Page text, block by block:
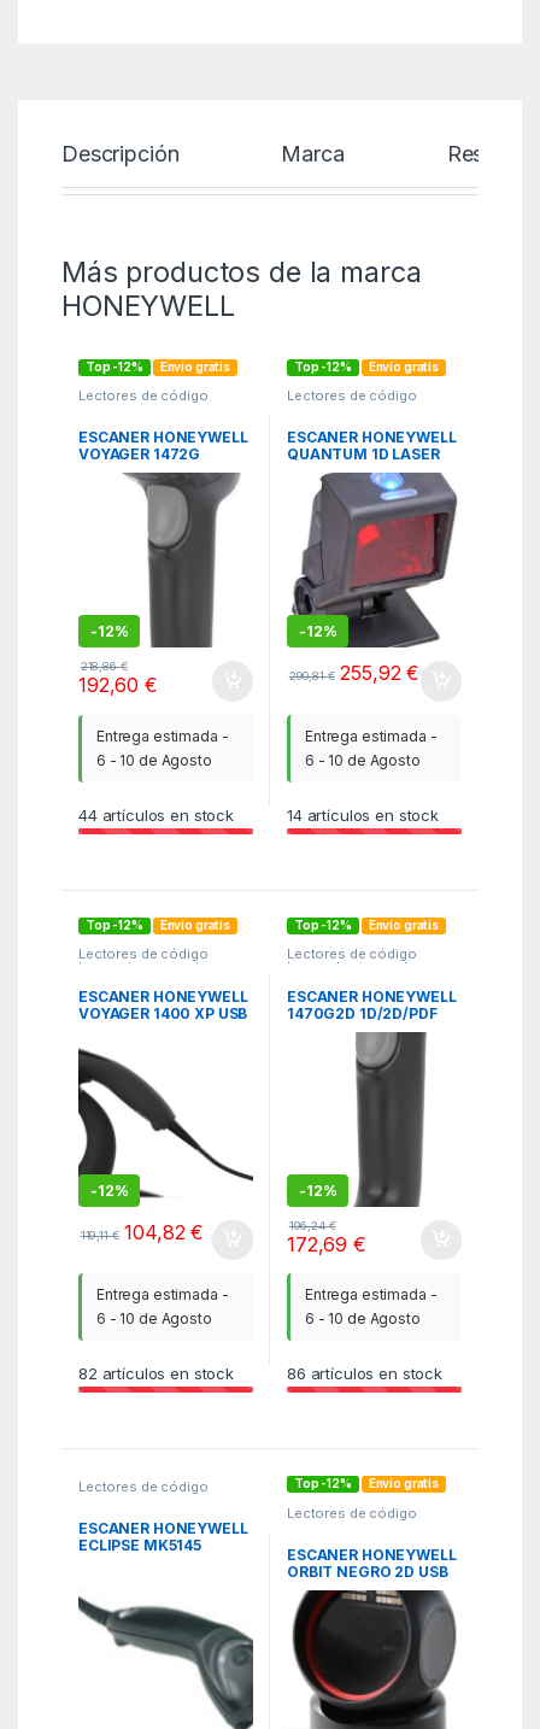
Descripción Marca Reseñas
Más productos de la marca
HONEYWELL
Top -12% Envío gratis
Lectores de código
Lectores de
Impresoras,PCR,TPV
ESCANER HONEYWELL
VOYAGER 1472G
BLUETOOTH 1D/2D
-12%
218,86€
192,60€
Entrega estimada -
6 - 10 de Agosto
44artículos en stock
Top -12% Envío gratis
Lectores de código
Lectores de
Impresoras,PCR,TPV
ESCANER HONEYWELL
QUANTUM 1D LASER
OMNIDIRECCIONAL
CABLE USB
-12%
290,81€ 255,92€
Entrega estimada -
6 - 10 de Agosto
14artículos en stock
Top -12% Envío gratis
Lectores de código
barras Lectores de
Impresoras,PCR,TPV
ESCANER HONEYWELL
VOYAGER 1400 XP USB
-12%
119,11€ 104,82€
Entrega estimada -
6 - 10 de Agosto
82 artículos en stock
Top -12% Envío gratis
Lectores de código
barras Lectores de
Impresoras,PCR,TPV
ESCANER HONEYWELL
1470G2D 1D/2D/PDF
OMNIDIRECCIONAL +
STAND FLEXIBLE
-12%
196,24€
172,69€
Entrega estimada -
6 - 10 de Agosto
86 artículos en stock
Lectores de código
Lectores de
Impresoras,PCR,TPV
ESCANER HONEYWELL
ECLIPSE MK5145
Top -12% Envío gratis
Lectores de código
Lectores de
Impresoras,PCR,TPV
ESCANER HONEYWELL
ORBIT NEGRO 2D USB
INCLUYE CABLE + F.A.